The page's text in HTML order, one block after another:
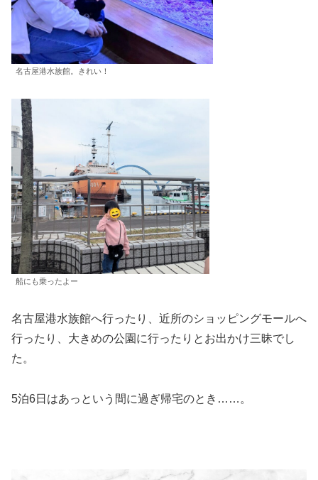
名古屋港水族館。きれい！
船にも乗ったよー
名古屋港水族館へ行ったり、近所のショッピングモールへ
行ったり、大きめの公園に行ったりとお出かけ三昧でし
た。
5泊6日はあっという間に過ぎ帰宅のとき……。